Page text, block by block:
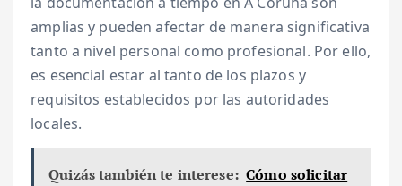
amplias y pueden afectar de manera significativa
tanto a nivel personal como profesional. Por ello,
es esencial estar al tanto de los plazos y
requisitos establecidos por las autoridades
locales.
Quizás también te interese: Cómo solicitar